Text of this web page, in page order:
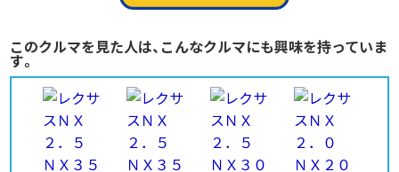
このクルマを見た人は、こんなクルマにも興味を持っていま
す。